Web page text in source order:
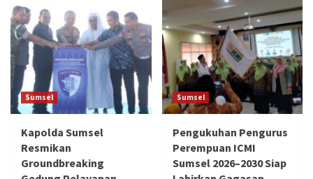
Sumsel
Kapolda Sumsel
Resmikan
Groundbreaking
Sumsel
Pengukuhan Pengurus
Perempuan ICMI
Sumsel 2026–2030 Siap